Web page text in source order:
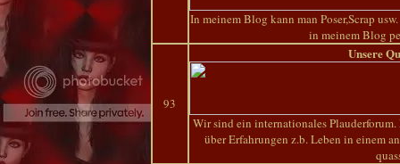
In meinem Blog kann man Poser,Scrap
in meinem Blog
93
Unsere
Wir sind ein internationales
über Erfahrungen z.b. Leben in einem